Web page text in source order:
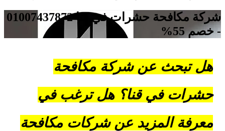
شركة مكافحة حشرات في قنا 01007437872
عن شركة مكافحة
في قنا؟ هل ترغب في
المزيد عن شركات مكافحة